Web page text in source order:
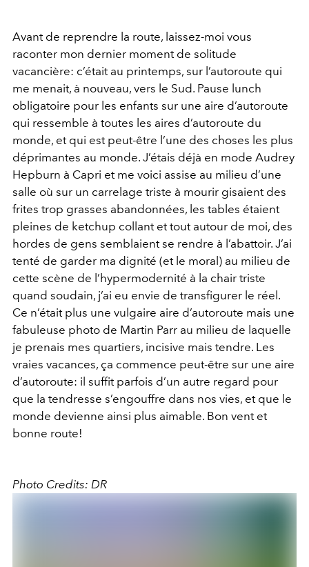
Avant de reprendre la route, laissez-moi vous
raconter mon dernier moment de solitude
vacancière: c’était au printemps, sur l’autoroute qui
me menait, à nouveau, vers le Sud. Pause lunch
obligatoire pour les enfants sur une aire d’autoroute
qui ressemble à toutes les aires d’autoroute du
monde, et qui est peut-être l’une des choses les plus
déprimantes au monde. J’étais déjà en mode Audrey
Hepburn à Capri et me voici assise au milieu d’une
salle où sur un carrelage triste à mourir gisaient des
frites trop grasses abandonnées, les tables étaient
pleines de ketchup collant et tout autour de moi, des
hordes de gens semblaient se rendre à l’abattoir. J’ai
tenté de garder ma dignité (et le moral) au milieu de
cette scène de l’hypermodernité à la chair triste
quand soudain, j’ai eu envie de transfigurer le réel.
Ce n’était plus une vulgaire aire d’autoroute mais une
fabuleuse photo de Martin Parr au milieu de laquelle
je prenais mes quartiers, incisive mais tendre. Les
vraies vacances, ça commence peut-être sur une aire
d’autoroute: il suffit parfois d’un autre regard pour
que la tendresse s’engouffre dans nos vies, et que le
monde devienne ainsi plus aimable. Bon vent et
bonne route!
Photo Credits: DR